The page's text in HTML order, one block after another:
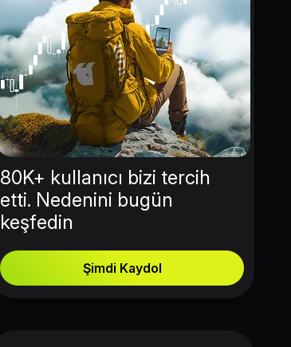
80K+ kullanıcı bizi tercih
etti. Nedenini bugün
keşfedin
Şimdi Kaydol